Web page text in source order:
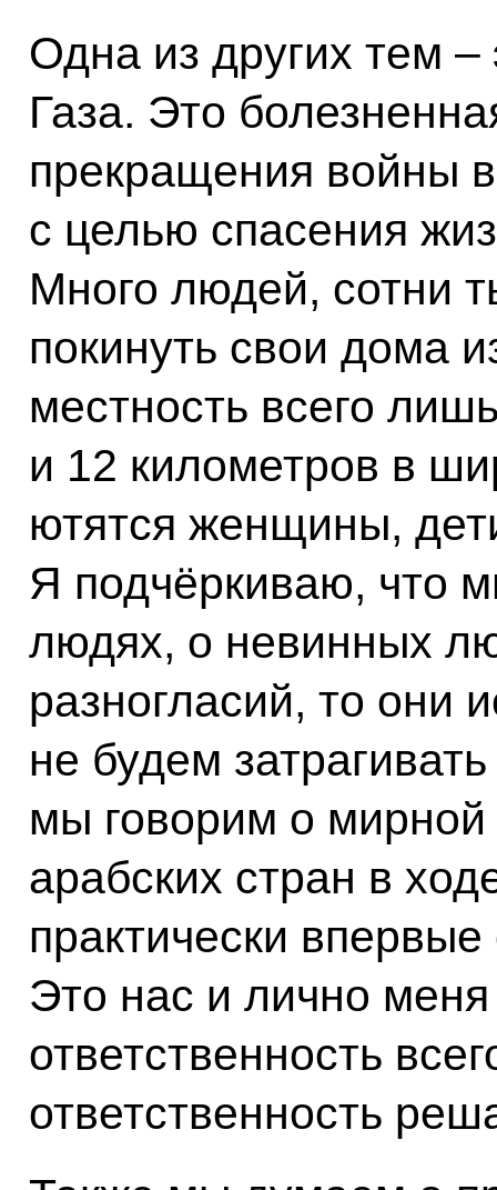
Одна из других тем –
Газа. Это
прекращения войны
с целью спасения
Много людей, сотни
покинуть свои дома
местность всего
и 12 километров в
ютятся женщины,
Я подчёркиваю, что
людях, о невинных
разногласий, то они
не будем
мы говорим о
арабских стран в
практически
Это нас и лично меня
ответственность
ответственность